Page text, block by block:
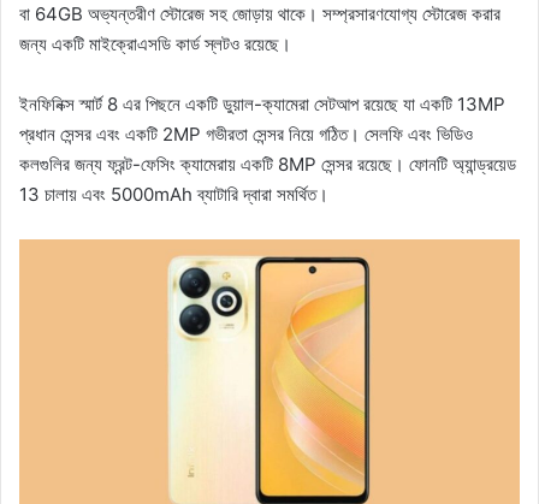
বা 64GB অভ্যন্তরীণ স্টোরেজ সহ জোড়ায় থাকে। সম্প্রসারণযোগ্য স্টোরেজ করার
জন্য একটি মাইক্রোএসডি কার্ড স্লটও রয়েছে।
ইনফিনিক্স স্মার্ট 8 এর পিছনে একটি ডুয়াল-ক্যামেরা সেটআপ রয়েছে যা একটি 13MP
প্রধান সেন্সর এবং একটি 2MP গভীরতা সেন্সর নিয়ে গঠিত। সেলফি এবং ভিডিও
কলগুলির জন্য ফ্রন্ট-ফেসিং ক্যামেরায় একটি 8MP সেন্সর রয়েছে। ফোনটি অ্যান্ড্রয়েড
13 চালায় এবং 5000mAh ব্যাটারি দ্বারা সমর্থিত।